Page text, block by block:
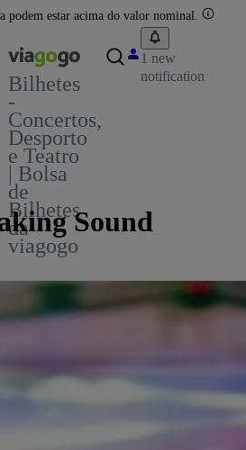
podem estar acima do valor nominal.
Bilhetes
-
Concertos,
Desporto
e Teatro
| Bolsa
de
Bilhetes
da
viagogo
1 new
notification
Sound